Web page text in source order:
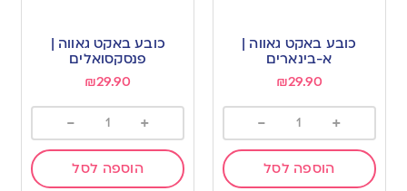
wishlist
כובע באקט גאווה |
א-בינארים
₪29.90
+
-
הוספה לסל
wishlist
כובע באקט גאווה |
פנסקסואלים
₪29.90
+
-
הוספה לסל